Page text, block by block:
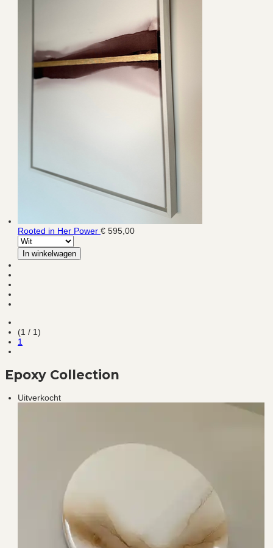
Rooted in Her Power € 595,00
In winkelwagen
(1 / 1)
1
Epoxy Collection
Uitverkocht